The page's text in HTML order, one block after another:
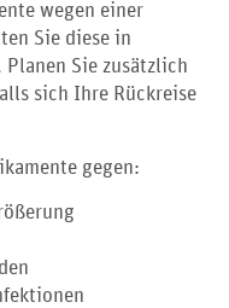
wegen einer
Sie diese in
Sie zusätzlich
sich Ihre Rückreise
gegen: